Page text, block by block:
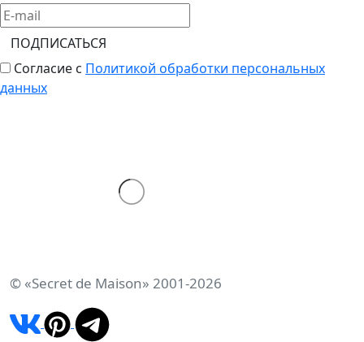
ПОДПИСАТЬСЯ
Согласие с Политикой обработки персональных
данных
© «Secret de Maison» 2001-2026